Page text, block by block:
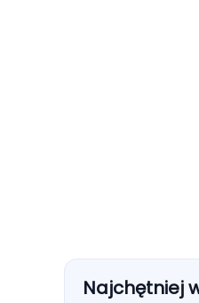
Najchętniej